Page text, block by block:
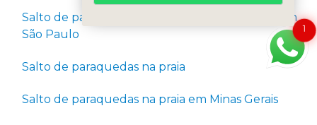
Salto de paraquedas para pessoas com medo em
São Paulo
Salto de paraquedas na praia
Salto de paraquedas na praia em Minas Gerais
1